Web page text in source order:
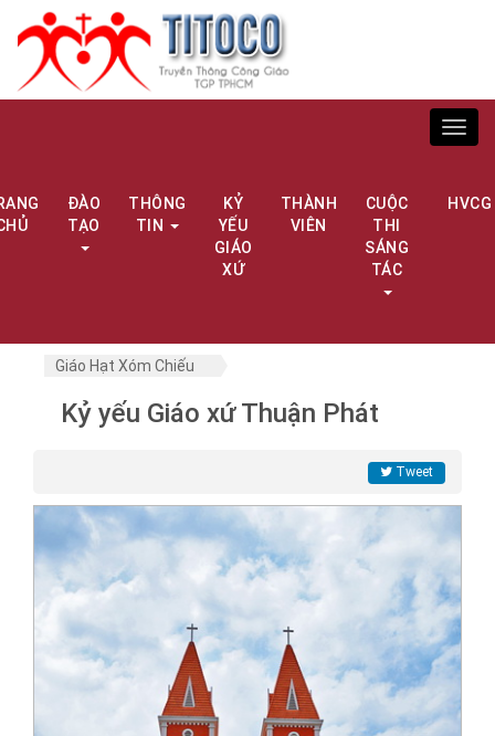
ĐÀO
TẠO
THÔNG
TIN
KỶ
YẾU
GIÁO
XỨ
THÀNH
VIÊN
CUỘC
THI
SÁNG
TÁC
HVCG
Giáo Hạt Xóm Chiếu
Kỷ yếu Giáo xứ Thuận Phát
Tweet